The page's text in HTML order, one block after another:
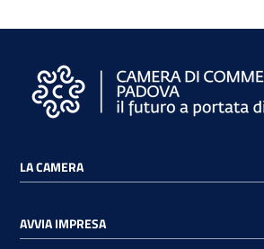
Contatti
tter
Sala
LA CAMERA
AVVIA IMPRESA